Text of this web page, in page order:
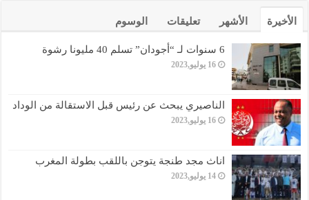
الأخيرة الأشهر تعليقات الوسوم
6 سنوات لـ “أجودان” تسلم 40 مليونا رشوة
16 يوليو,2023
الناصيري يبحث عن رئيس قبل الاستقالة من الوداد
16 يوليو,2023
اناث مجد طنجة يتوجن باللقب بطولة المغرب
14 يوليو,2023